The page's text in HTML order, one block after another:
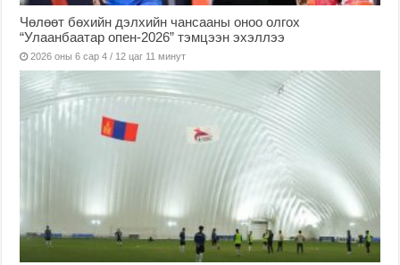
Чөлөөт бөхийн дэлхийн чансааны оноо олгох
“Улаанбаатар опен-2026” тэмцээн эхэллээ
2026 оны 6 сар 4 / 12 цаг 11 минут